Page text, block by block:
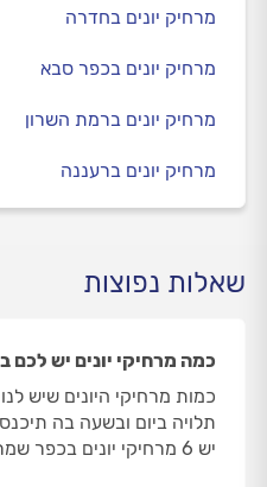
מרחיק יונים בחדרה
מרחיק יונים בכפר סבא
מרחיק יונים ברמת השרון
מרחיק יונים ברעננה
שאלות נפוצות
כמה מרחיקי יונים יש לכם
כמות מרחיקי היונים שיש
תלויה ביום ובשעה בה
יש 6 מרחיקי יונים בכפר שמריהו.